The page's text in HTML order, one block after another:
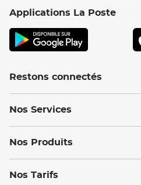
Applications La Poste
Restons connectés
Nos Services
Nos Produits
Nos Tarifs